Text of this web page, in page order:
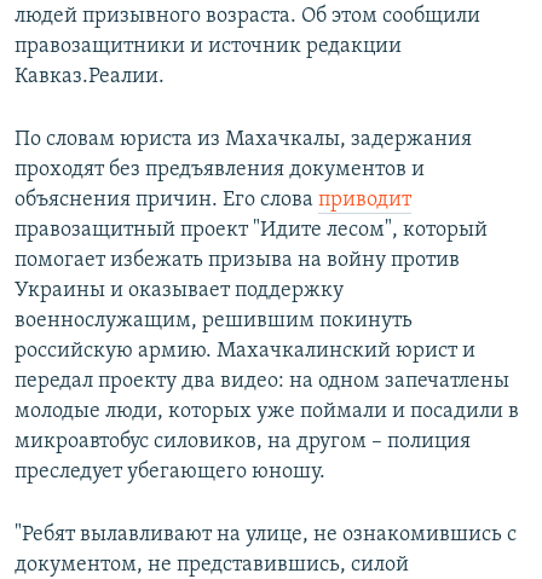
людей призывного возраста. Об этом сообщили
правозащитники и источник редакции
Кавказ.Реалии.
По словам юриста из Махачкалы, задержания
проходят без предъявления документов и
объяснения причин. Его слова приводит
правозащитный проект "Идите лесом", который
помогает избежать призыва на войну против
Украины и оказывает поддержку
военнослужащим, решившим покинуть
российскую армию. Махачкалинский юрист и
передал проекту два видео: на одном запечатлены
молодые люди, которых уже поймали и посадили в
микроавтобус силовиков, на другом – полиция
преследует убегающего юношу.
"Ребят вылавливают на улице, не ознакомившись с
документом, не представившись, силой